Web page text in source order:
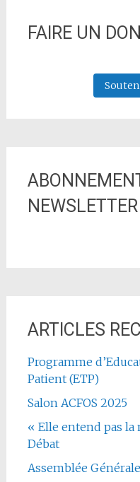
FAIRE UN DON
NEWSLETTER
ARTICLES
Programme
Patient (ETP)
Salon ACFOS 2025
« Elle entend pas
Débat
Assemblée